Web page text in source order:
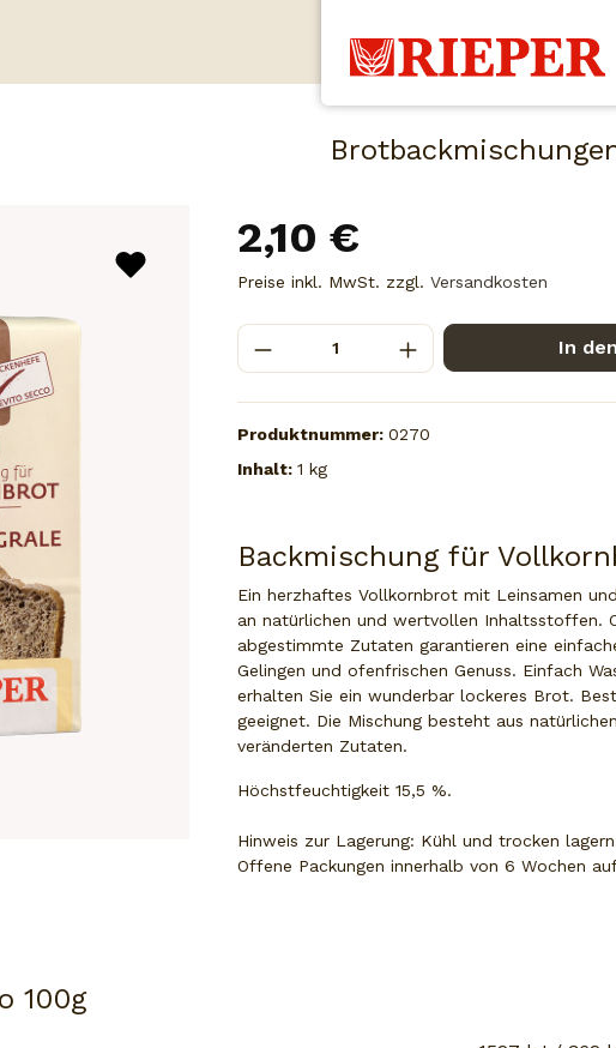
2,10 €
Preise inkl. MwSt. zzgl.Versandkosten
In
Produktnummer:0270
Inhalt:1 kg
Backmischung für
Ein herzhaftes Vollkornbrot mit Leinsamen
an natürlichen und wertvollen Inhaltsstoffen.
abgestimmte Zutaten garantieren eine
Gelingen und ofenfrischen Genuss. Einfach
erhalten Sie ein wunderbar lockeres Brot.
geeignet. Die Mischung besteht aus
veränderten Zutaten.
Höchstfeuchtigkeit 15,5 %.
Hinweis zur Lagerung: Kühl und trocken
Offene Packungen innerhalb von 6 Wochen
100g